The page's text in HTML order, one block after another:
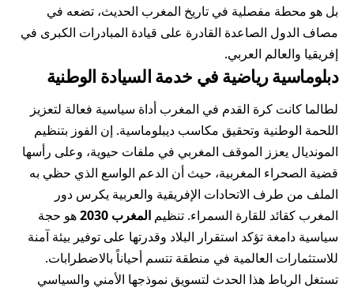
بل هو محطة مفصلية في تاريخ المغرب الحديث، تضعه في
مصاف الدول الصاعدة القادرة على قيادة المبادرات الكبرى في
إفريقيا والعالم العربي.
دبلوماسية رياضية في خدمة السيادة الوطنية
لطالما كانت كرة القدم في المغرب أداة سياسية فعالة لتعزيز
اللحمة الوطنية وتحقيق مكاسب ديبلوماسية. إن الفوز بتنظيم
المونديال يعزز الموقف المغربي في ملفات حيوية، وعلى رأسها
قضية الصحراء المغربية، حيث أن الدعم الواسع الذي حظي به
الملف من طرف الاتحادات الإفريقية والعربية يكرس دور
المغرب كقائد للقارة السمراء. تنظيم المغرب 2030
هو حجة
سياسية دامغة تؤكد استقرار البلاد وقدرتها على توفير بيئة آمنة
للاستثمارات العالمية في منطقة تتسم أحياناً بالاضطرابات.
تستغل الرباط هذا الحدث لتسويق نموذجها الأمني والسياسي